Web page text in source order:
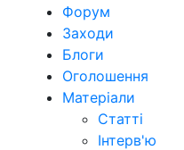
Форум
Заходи
Блоги
Оголошення
Матеріали
Статті
Інтерв'ю